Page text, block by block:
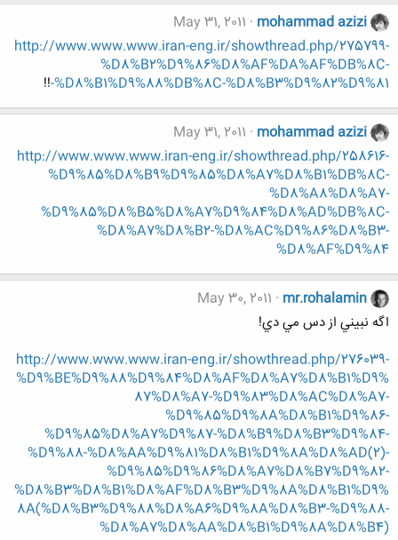
mohammad azizi
May 31, 2011
http://www.www.www.iran-eng.ir/showthread.php/275799-
%D8%B2%D9%86%D8%AF%DA%AF%DB%8C-
%D8%B1%D9%88%DB%8C-%D8%B3%D9%82%D9%81-
!!
mohammad azizi
May 31, 2011
http://www.www.www.iran-eng.ir/showthread.php/258616-
%D9%85%D8%B9%D9%85%D8%A7%D8%B1%DB%8C-
%D8%A8%D8%A7-
%D9%85%D8%B5%D8%A7%D9%84%D8%AD%DB%8C-
%D8%A7%D8%B2-%D8%AC%D9%86%D8%B3-
%D8%AF%D9%84
mr.rohalamin
May 30, 2011
اگه نبيني از دس مي دي!
http://www.www.www.iran-eng.ir/showthread.php/276039-
%D9%BE%D9%88%D9%84%D8%AF%D8%A7%D8%B1%D9%
87%D8%A7-%D9%83%D8%AC%D8%A7-
%D9%85%D9%8A%D8%B1%D9%86-
%D9%85%D8%A7%D9%87-%D8%B9%D8%B3%D9%84-
%D9%88-%D8%AA%D9%81%D8%B1%D9%8A%D8%AD(2)-
%D9%85%D9%86%D8%A7%D8%B7%D9%82-
%D8%B3%D8%B1%D8%AF%D8%B3%D9%8A%D8%B1%D9%
8A(%D8%B3%D9%88%D8%A6%D9%8A%D8%B3-%D9%88-
%D8%A7%D8%AA%D8%B1%D9%8A%D8%B4)